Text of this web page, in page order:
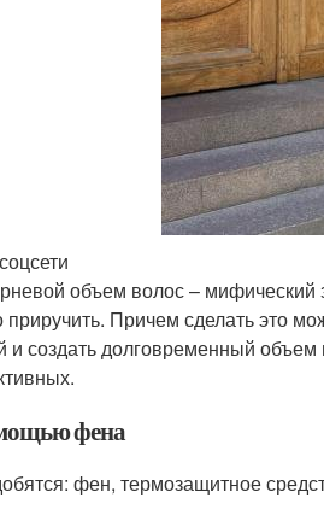
объем волос – мифический
Причем сделать это
и создать долговременный
фена
фен, термозащитное